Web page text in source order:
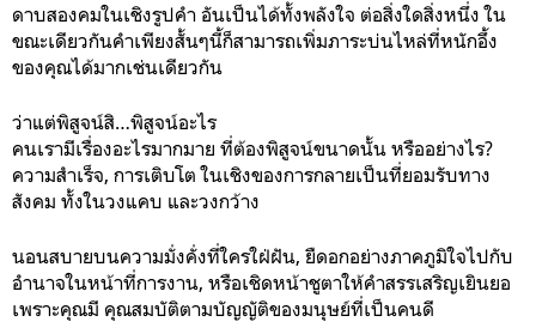
ดาบสองคมในเชิงรูปคำ อันเป็นได้ทั้งพลังใจ ต่อสิ่งใดสิ่งหนึ่ง ใน
ขณะเดียวกันคำเพียงสั้นๆนี้ก็สามารถเพิ่มภาระบ่นไหล่ที่หนักอึ้ง
ของคุณได้มากเช่นเดียวกัน
ว่าแต่พิสูจน์สิ…พิสูจน์อะไร
คนเรามีเรื่องอะไรมากมาย ที่ต้องพิสูจน์ขนาดนั้น หรืออย่างไร?
ความสำเร็จ, การเติบโต ในเชิงของการกลายเป็นที่ยอมรับทาง
สังคม ทั้งในวงแคบ และวงกว้าง
นอนสบายบนความมั่งคั่งที่ใครใฝ่ฝัน, ยืดอกอย่างภาคภูมิใจไปกับ
อำนาจในหน้าที่การงาน, หรือเชิดหน้าชูตาให้คำสรรเสริญเยินยอ
เพราะคุณมี คุณสมบัติตามบัญญัติของมนุษย์ที่เป็นคนดี